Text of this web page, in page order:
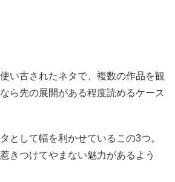
い古されたネタで、複数の作品を観
ら先の展開がある程度読めるケース
として幅を利かせているこの3つ。
きつけてやまない魅力があるよう